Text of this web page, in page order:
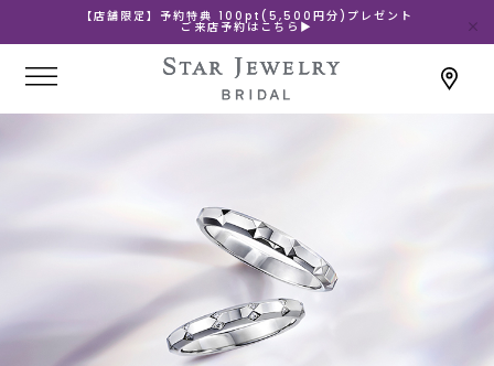
【店舗限定】予約特典 100pt(5,500円分)プレゼント
ご来店予約はこちら▶